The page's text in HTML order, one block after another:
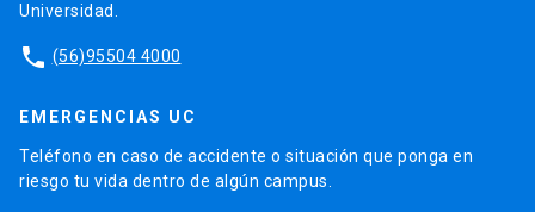
Universidad.
phone (56)95504 4000
EMERGENCIAS UC
Teléfono en caso de accidente o situación que ponga en
riesgo tu vida dentro de algún campus.